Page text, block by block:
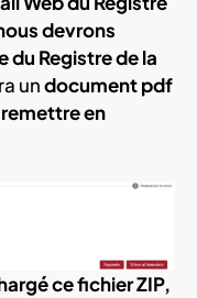
devrons
du Registre de la
undocument pdf
en
ce fichier ZIP,